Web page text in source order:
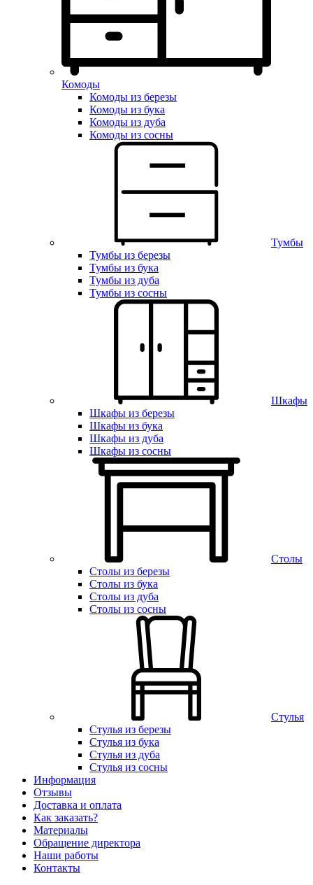
Комоды
Комоды из березы
Комоды из бука
Комоды из дуба
Комоды из сосны
Тумбы
Тумбы из березы
Тумбы из бука
Тумбы из дуба
Тумбы из сосны
Шкафы
Шкафы из березы
Шкафы из бука
Шкафы из дуба
Шкафы из сосны
Столы
Столы из березы
Столы из бука
Столы из дуба
Столы из сосны
Стулья
Стулья из березы
Стулья из бука
Стулья из дуба
Стулья из сосны
Информация
Отзывы
Доставка и оплата
Как заказать?
Материалы
Обращение директора
Наши работы
Контакты